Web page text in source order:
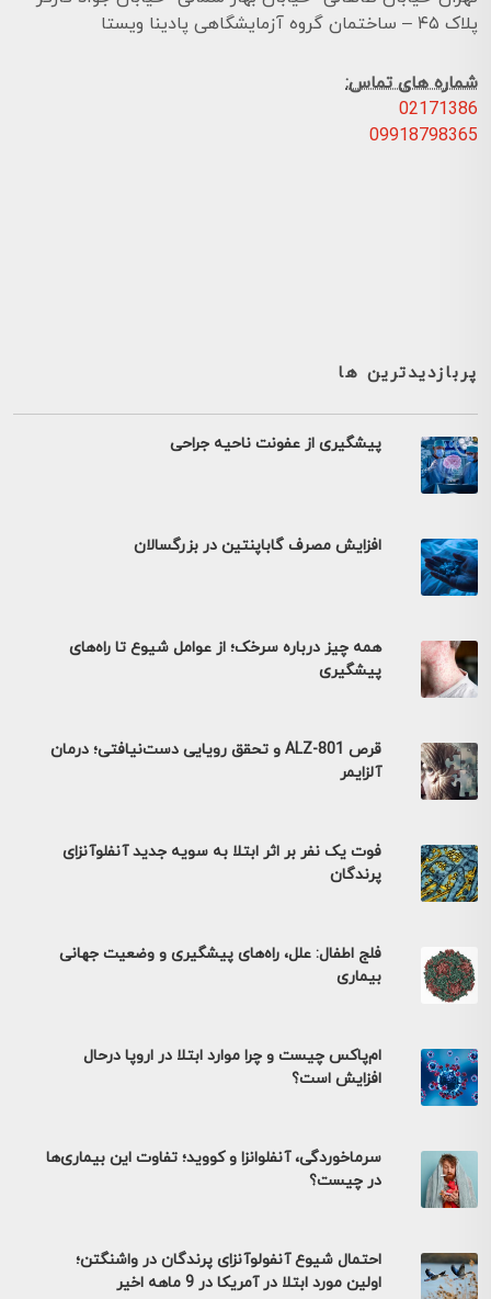
پلاک ۴۵ – ساختمان گروه آزمایشگاهی پادینا ویستا
شماره های تماس:
02171386
09918798365
پربازدیدترین ها
پیشگیری از عفونت ناحیه جراحی
افزایش مصرف گاباپنتین در بزرگسالان
همه چیز درباره سرخک؛ از عوامل شیوع تا راه‌های
پیشگیری
قرص ALZ-801 و تحقق رویایی دست‌نیافتی؛ درمان
آلزایمر
فوت یک نفر بر اثر ابتلا به سویه جدید آنفلوآنزای
پرندگان
فلج اطفال: علل، راه‌های پیشگیری و وضعیت جهانی
بیماری
ام‌پاکس چیست و چرا موارد ابتلا در اروپا درحال
افزایش است؟
سرماخوردگی، آنفلوانزا و کووید؛ تفاوت این بیماری‌ها
در چیست؟
احتمال شیوع آنفولوآنزای پرندگان در واشنگتن؛
اولین مورد ابتلا در آمریکا در 9 ماهه اخیر